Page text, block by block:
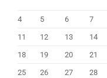
4
5 6 7
11
12 13 14
18
19 20 21
25
26 27 28